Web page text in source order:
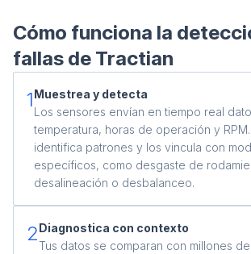
Cómo funciona la
fallas de Tractian
1Muestrea y detecta
Los sensores envían en tiempo real
temperatura, horas de operación y
identifica patrones y los vincula con
específicos, como desgaste de
desalineación o desbalanceo.
2Diagnostica con contexto
Tus datos se comparan con millones